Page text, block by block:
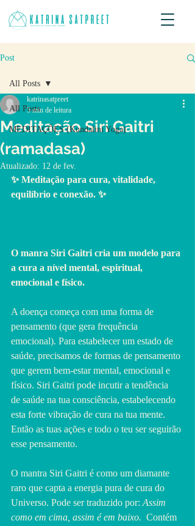
Post
All Posts
MEDITAÇÕES (Kundalini Yoga)
All Posts
Meditação Siri Gaitri
(ramadasa)
katrinasatpreet
5 min de leitura
Atualizado: 12 de fev.
✨ Meditação para cura, vitalidade,
equilíbrio e conexão. ✨
O manra Siri Gaitri cria um modelo para
a cura a nível mental, espiritual,
emocional e físico.
A doença começa com uma forma de
pensamento (que gera frequência
emocional). Para estabelecer um estado de
saúde, precisamos de formas de pensamento
que gerem bem-estar mental, emocional e
físico. Siri Gaitri pode incutir a tendência
de saúde na tua consciência, estabelecendo
esta forte vibração de cura na tua mente.
Então as tuas ações e todo o teu ser seguirão
esse pensamento.
O mantra Siri Gaitri é como um diamante
raro que capta a energia pura de cura do
Universo. Pode ser traduzido por: Assim
como em cima, assim é em baixo. Contém